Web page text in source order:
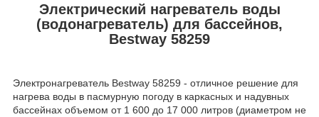
Электрический нагреватель воды
(водонагреватель) для бассейнов,
Bestway 58259
Электронагреватель Bestway 58259 - отличное решение для
нагрева воды в пасмурную погоду в каркасных и надувных
бассейнах объемом от 1 600 до 17 000 литров (диаметром не